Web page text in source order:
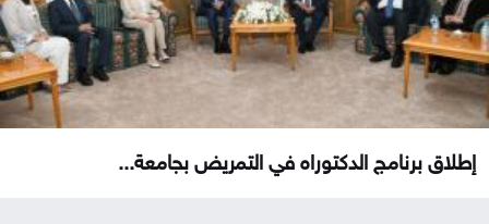
إطلاق برنامج الدكتوراه في التمريض بجامعة...